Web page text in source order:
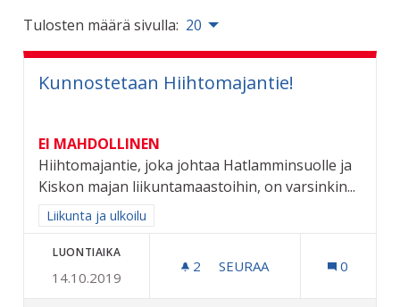
Tulosten määrä sivulla: 20
Kunnostetaan Hiihtomajantie!
EI MAHDOLLINEN
Hiihtomajantie, joka johtaa Hatlamminsuolle ja
Kiskon majan liikuntamaastoihin, on varsinkin...
Rajaa tulokset aihepiirin mukaan: Liikunta ja ulkoilu
Liikunta ja ulkoilu
LUONTIAIKA
14.10.2019
2 2 SEURAAJAA
SEURAA 0